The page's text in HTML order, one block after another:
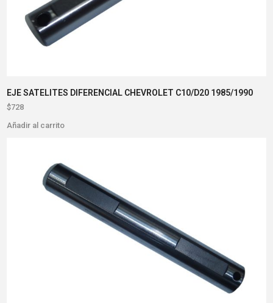
EJE SATELITES DIFERENCIAL CHEVROLET C10/D20 1985/1990
$728
Añadir al carrito